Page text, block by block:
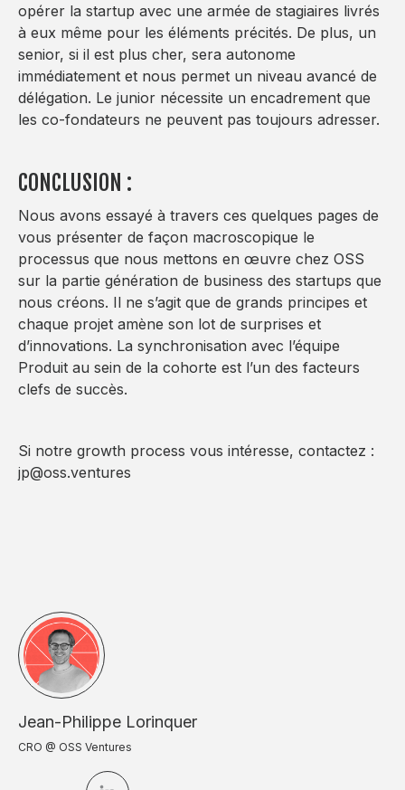
Jean-Philippe Lorinquer
CRO @ OSS Ventures
opérer la startup avec une armée de stagiaires livrés
à eux même pour les éléments précités. De plus, un
senior, si il est plus cher, sera autonome
immédiatement et nous permet un niveau avancé de
délégation. Le junior nécessite un encadrement que
les co-fondateurs ne peuvent pas toujours adresser.
CONCLUSION :
Nous avons essayé à travers ces quelques pages de
vous présenter de façon macroscopique le
processus que nous mettons en œuvre chez OSS
sur la partie génération de business des startups que
nous créons. Il ne s’agit que de grands principes et
chaque projet amène son lot de surprises et
d’innovations. La synchronisation avec l’équipe
Produit au sein de la cohorte est l’un des facteurs
clefs de succès.
Si notre growth process vous intéresse, contactez :
jp@oss.ventures